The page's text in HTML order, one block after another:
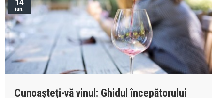
14
ian.
Cunoașteți-vă vinul: Ghidul începătorului